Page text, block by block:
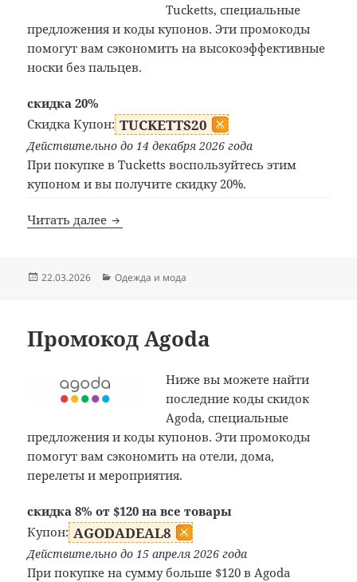
Tucketts, специальные
предложения и коды купонов. Эти промокоды
помогут вам сэкономить на высокоэффективные
носки без пальцев.
скидка 20%
Скидка Купон: TUCKETTS20
Действительно до 14 декабря 2026 года
При покупке в Tucketts воспользуйтесь этим
купоном и вы получите скидку 20%.
Читать далее Промокод Tucketts
Опубликовано
22.03.2026 Рубрики
Одежда и мода
Промокод Agoda
Ниже вы можете найти
последние коды скидок
Agoda, специальные
предложения и коды купонов. Эти промокоды
помогут вам сэкономить на отели, дома,
перелеты и мероприятия.
скидка 8% от $120 на все товары
Купон: AGODADEAL8
Действительно до 15 апреля 2026 года
При покупке на сумму больше $120 в Agoda